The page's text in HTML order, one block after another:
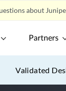
about
Partners
Validated